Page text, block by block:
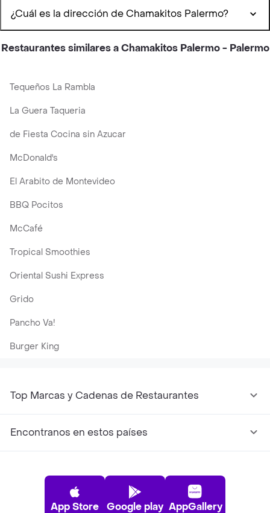
¿Cuál es la dirección de Chamakitos Palermo?
Restaurantes similares a Chamakitos Palermo - Palermo
Tequeños La Rambla
La Guera Taqueria
de Fiesta Cocina sin Azucar
McDonald's
El Arabito de Montevideo
BBQ Pocitos
McCafé
Tropical Smoothies
Oriental Sushi Express
Grido
Pancho Va!
Burger King
Top Marcas y Cadenas de Restaurantes
Encontranos en estos países
App Store Google play AppGallery